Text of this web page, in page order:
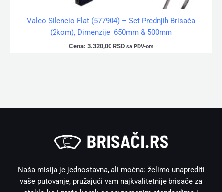
Valeo Silencio Flat (577904) – Set Prednjih Brisača
(2kom), Dimenzije: 650mm & 500mm
Cena: 3.320,00 RSD sa PDV-om
Naša misija je jednostavna, ali moćna: želimo unaprediti
vaše putovanje, pružajući vam najkvalitetnije brisače za